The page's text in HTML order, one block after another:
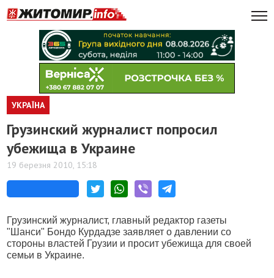
УКРАЇНА
Грузинский журналист попросил
убежища в Украине
19 березня 2010, 15:18
Грузинский журналист, главный редактор газеты
"Шанси" Бондо Курдадзе заявляет о давлении со
стороны властей Грузии и просит убежища для своей
семьи в Украине.